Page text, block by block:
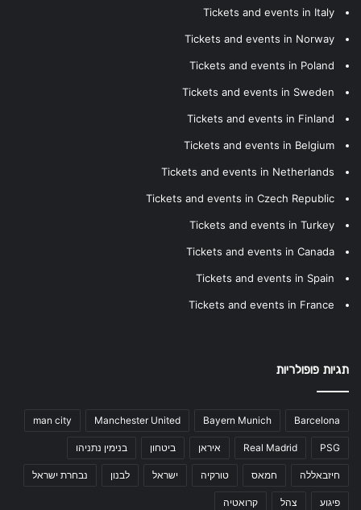
Tickets and events in Italy
Tickets and events in Norway
Tickets and events in Poland
Tickets and events in Sweden
Tickets and events in Finland
Tickets and events in Belgium
Tickets and events in Netherlands
Tickets and events in Czech Republic
Tickets and events in Turkey
Tickets and events in Canada
Tickets and events in Spain
Tickets and events in France
תגיות פופולריות
Barcelona
Bayern Munich
Manchester United
man city
PSG
Real Madrid איראן ביטחון בנימין נתניהו
חיזבאללה חמאס טורקיה ישראל לבנון נבחרת ישראל
פיגוע צהל קרואטיה